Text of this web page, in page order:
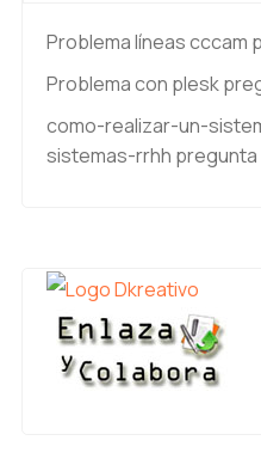
Problema líneas cccam
Problema con plesk
como-realizar-un-
sistemas-rrhh